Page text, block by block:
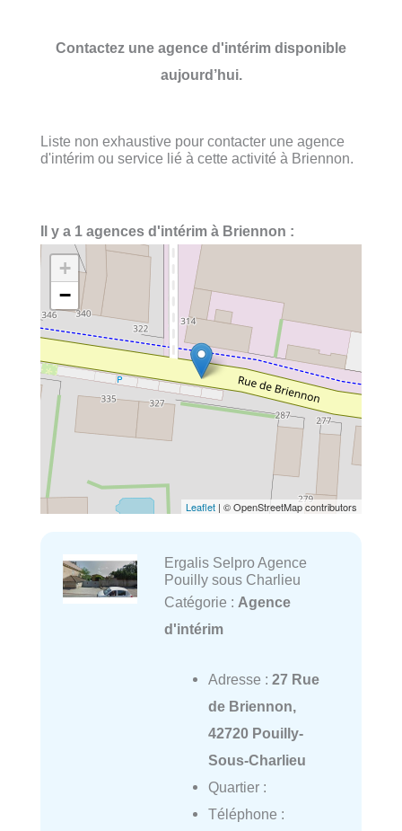
Contactez une agence d'intérim disponible
aujourd’hui.
Liste non exhaustive pour contacter une agence
d'intérim ou service lié à cette activité à Briennon.
Il y a 1 agences d'intérim à Briennon :
+
−
Leaflet | © OpenStreetMap contributors
Ergalis Selpro Agence
Pouilly sous Charlieu
Catégorie : Agence
d'intérim
Adresse : 27 Rue
de Briennon,
42720 Pouilly-
Sous-Charlieu
Quartier :
Téléphone :